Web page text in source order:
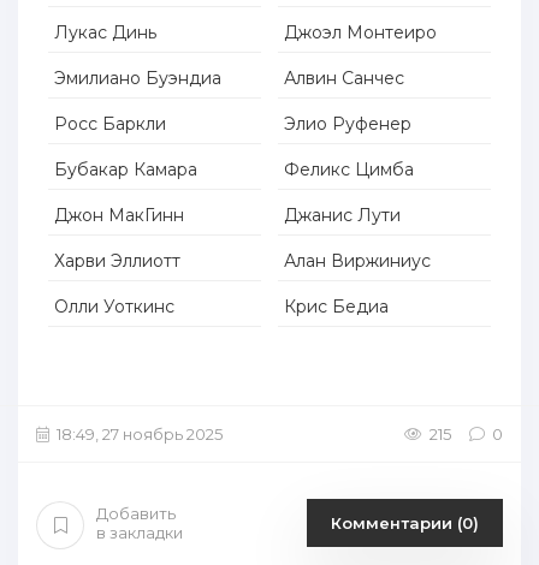
Лукас Динь
Эмилиано Буэндиа
Росс Баркли
Бубакар Камара
Джон МакГинн
Харви Эллиотт
Олли Уоткинс
Джоэл Монтеиро
Алвин Санчес
Элио Руфенер
Феликс Цимба
Джанис Лути
Алан Виржиниус
Крис Бедиа
18:49, 27 ноябрь 2025 215 0
Добавить
в закладки
Комментарии (0)